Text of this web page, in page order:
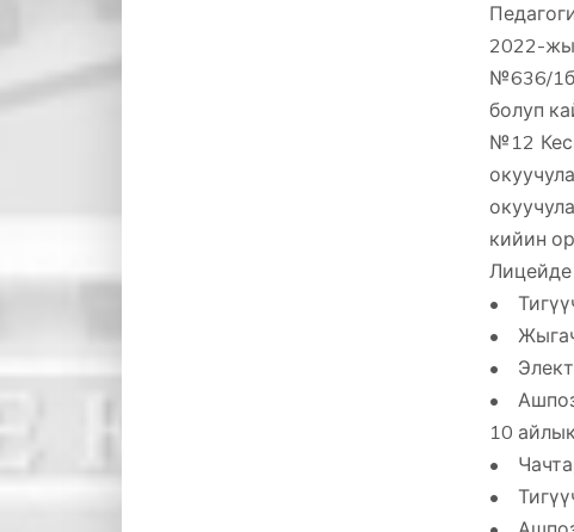
2022-
№636/
болуп
№12
кийин
•
• Жыгач
•
•
10
•
•